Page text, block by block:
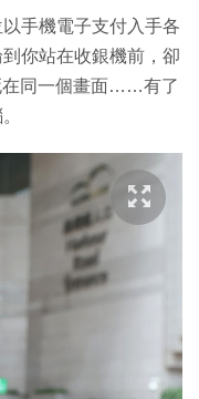
手機電子支付入手各
你站在收銀機前，卻
在同一個畫面……有了